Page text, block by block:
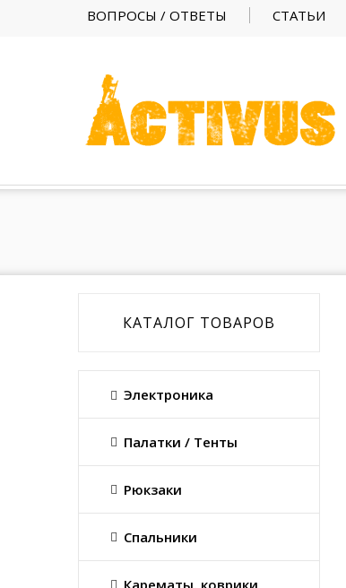
ВОПРОСЫ / ОТВЕТЫ СТАТЬИ
КАТАЛОГ ТОВАРОВ
Электроника
Палатки / Тенты
Рюкзаки
Спальники
Карематы, коврики